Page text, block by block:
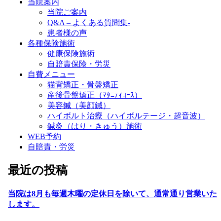
当院案内
当院ご案内
Q&A – よくある質問集-
患者様の声
各種保険施術
健康保険施術
自賠責保険・労災
自費メニュー
猫背矯正・骨盤矯正
産後骨盤矯正（ﾏﾀﾆﾃｨｺｰｽ）
美容鍼（美顔鍼）
ハイボルト治療（ハイボルテージ・超音波）
鍼灸（はり・きゅう）施術
WEB予約
自賠責・労災
最近の投稿
当院は8月も毎週木曜の定休日を除いて、通常通り営業いた
します。